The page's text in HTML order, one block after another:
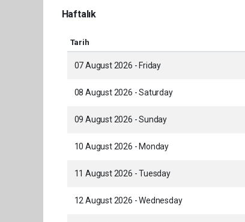
Haftalık
Tarih
07 August 2026 - Friday
08 August 2026 - Saturday
09 August 2026 - Sunday
10 August 2026 - Monday
11 August 2026 - Tuesday
12 August 2026 - Wednesday